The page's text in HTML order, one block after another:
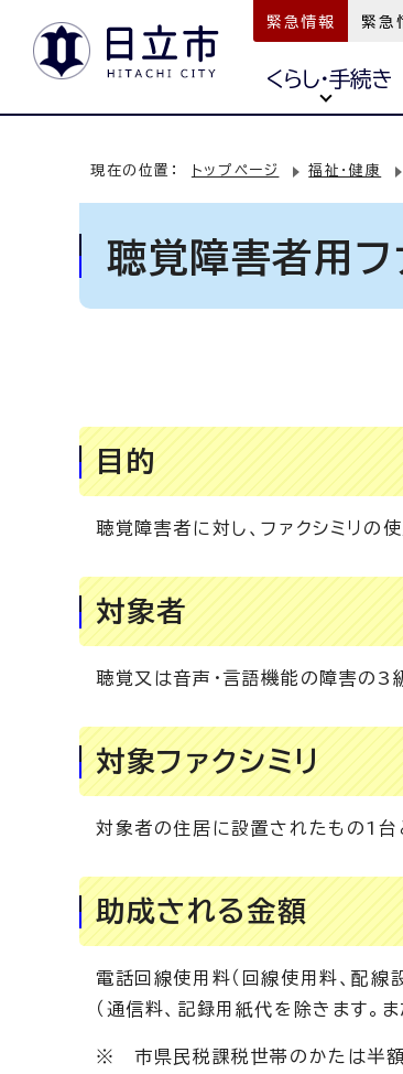
緊急情報 緊急
くらし・手続き
現在の位置： トップページ 福祉・健康
聴覚障害者用フ
目的
聴覚障害者に対し、ファクシミリの
対象者
聴覚又は音声・言語機能の障害の
対象ファクシミリ
対象者の住居に設置されたもの1台
助成される金額
電話回線使用料（回線使用料、配線
（通信料、記録用紙代を除きます。
※ 市県民税課税世帯のかたは半額